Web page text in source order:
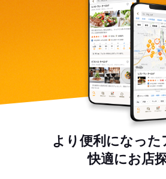
より便利になった
快適にお店